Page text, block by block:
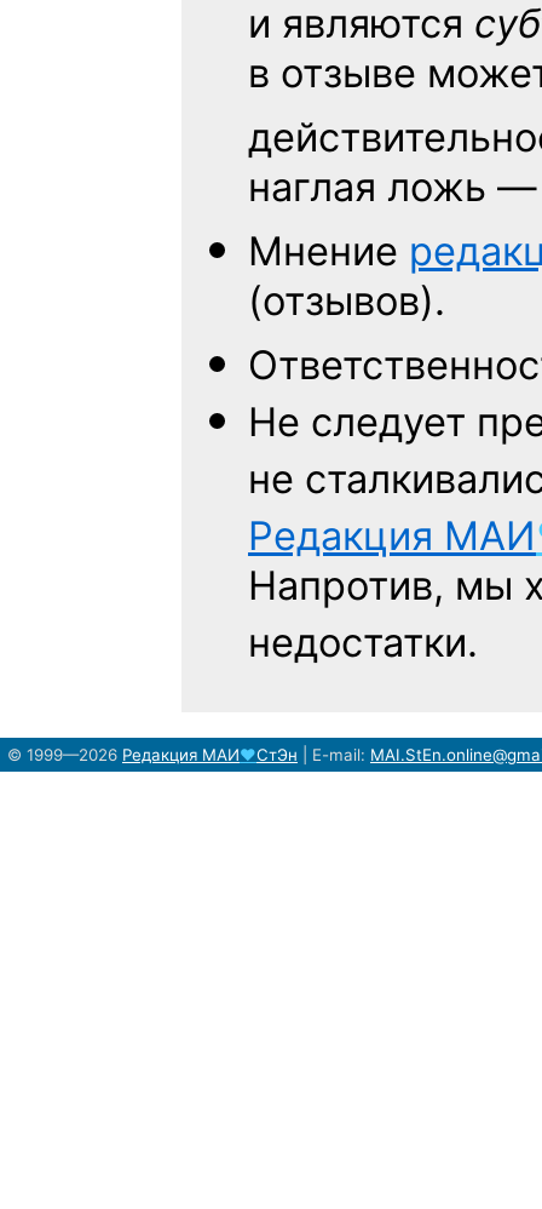
и являются
в отзыве
наглая ложь
Мнение
(отзывов).
Не следует
не
Редакция МАИ
Напротив, мы
недостатки.
© 1999—2026 Редакция МАИ♥СтЭн E-mail: